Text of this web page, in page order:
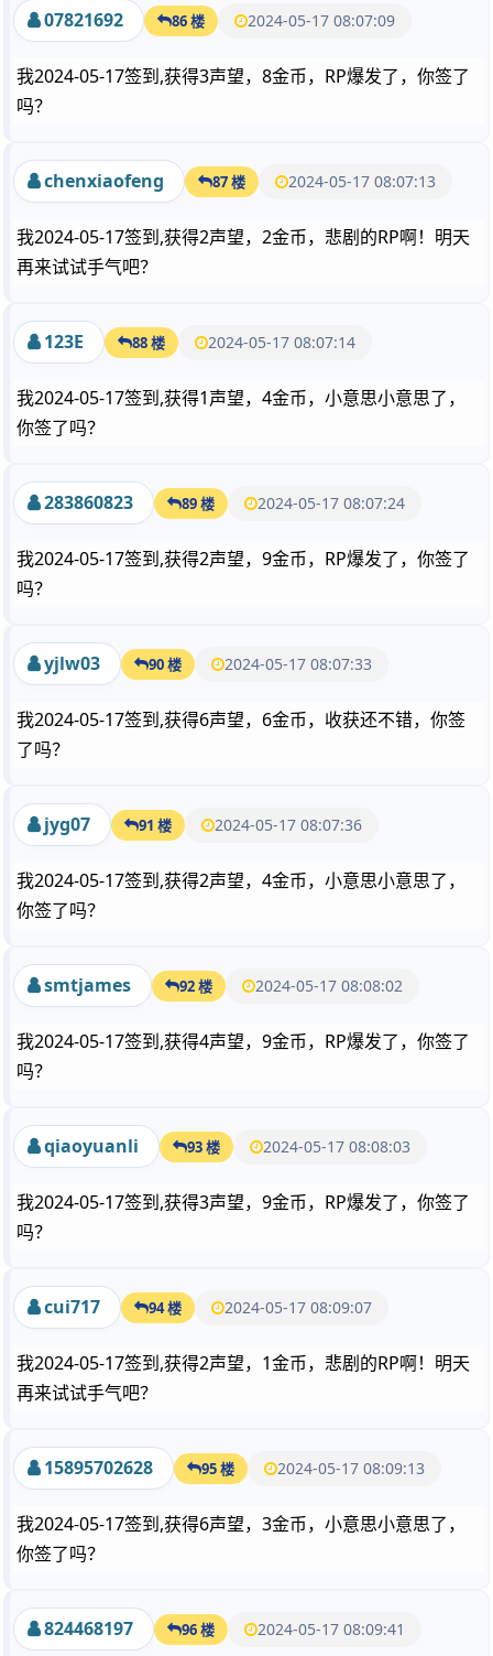
07821692 86 楼 2024-05-17 08:07:09
我2024-05-17签到,获得3声望，8金币，RP爆发了，你签了
吗？
chenxiaofeng 87 楼 2024-05-17 08:07:13
我2024-05-17签到,获得2声望，2金币，悲剧的RP啊！明天
再来试试手气吧？
123E 88 楼 2024-05-17 08:07:14
我2024-05-17签到,获得1声望，4金币，小意思小意思了，
你签了吗？
283860823 89 楼 2024-05-17 08:07:24
我2024-05-17签到,获得2声望，9金币，RP爆发了，你签了
吗？
yjlw03 90 楼 2024-05-17 08:07:33
我2024-05-17签到,获得6声望，6金币，收获还不错，你签
了吗？
jyg07 91 楼 2024-05-17 08:07:36
我2024-05-17签到,获得2声望，4金币，小意思小意思了，
你签了吗？
smtjames 92 楼 2024-05-17 08:08:02
我2024-05-17签到,获得4声望，9金币，RP爆发了，你签了
吗？
qiaoyuanli 93 楼 2024-05-17 08:08:03
我2024-05-17签到,获得3声望，9金币，RP爆发了，你签了
吗？
cui717 94 楼 2024-05-17 08:09:07
我2024-05-17签到,获得2声望，1金币，悲剧的RP啊！明天
再来试试手气吧？
15895702628 95 楼 2024-05-17 08:09:13
我2024-05-17签到,获得6声望，3金币，小意思小意思了，
你签了吗？
824468197 96 楼 2024-05-17 08:09:41